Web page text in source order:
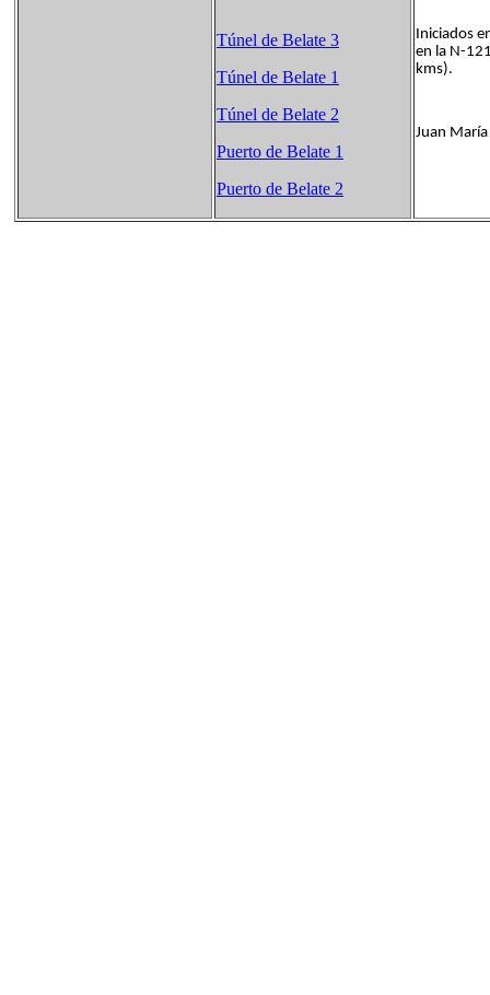
Túnel de Belate 3
Túnel de Belate 1
Túnel de Belate 2
Puerto de Belate 1
Puerto de Belate 2
Iniciados
en la N-
kms).
Juan María